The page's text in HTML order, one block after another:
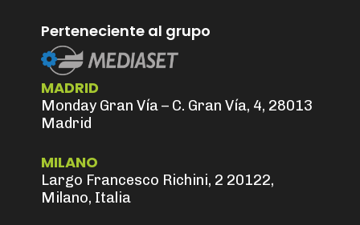
Perteneciente al grupo
MADRID
Monday Gran Vía – C. Gran Vía, 4, 28013
Madrid
MILANO
Largo Francesco Richini, 2 20122,
Milano, Italia